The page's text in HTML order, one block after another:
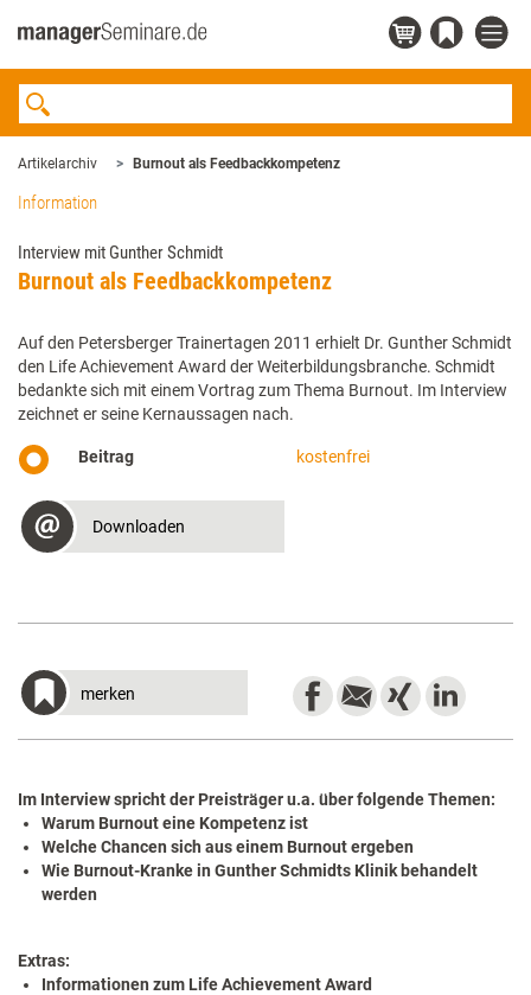
Artikelarchiv Burnout als Feedbackkompetenz
Information
Interview mit Gunther Schmidt
Burnout als Feedbackkompetenz
Auf den Petersberger Trainertagen 2011 erhielt Dr. Gunther Schmidt
den Life Achievement Award der Weiterbildungsbranche. Schmidt
bedankte sich mit einem Vortrag zum Thema Burnout. Im Interview
zeichnet er seine Kernaussagen nach.
Beitrag kostenfrei
Downloaden
merken
Im Interview spricht der Preisträger u.a. über folgende Themen:
Warum Burnout eine Kompetenz ist
Welche Chancen sich aus einem Burnout ergeben
Wie Burnout-Kranke in Gunther Schmidts Klinik behandelt
werden
Extras:
Informationen zum Life Achievement Award